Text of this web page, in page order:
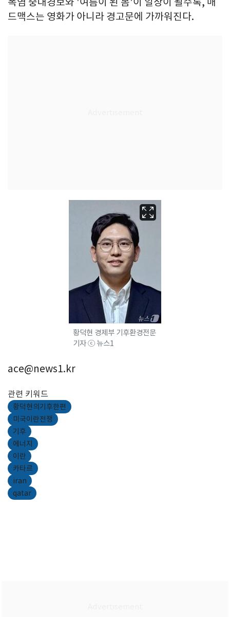
드맥스는 영화가 아니라 경고문에 가까워진다.
황덕현 경제부 기후환경전문
기자 ⓒ 뉴스1
ace@news1.kr
관련 키워드
황덕현의기후한편
미국이란전쟁
기후
에너지
이란
카타르
iran
qatar